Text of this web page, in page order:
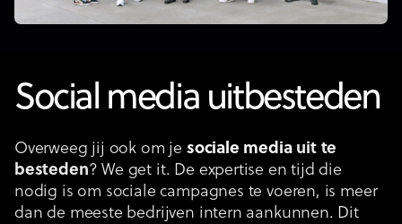
Social media uitbesteden
Overweeg jij ook om je sociale mediauit te
besteden? We get it. De expertise en tijd die
nodig is om sociale campagnes te voeren, is meer
dan de meeste bedrijven intern aankunnen. Dit